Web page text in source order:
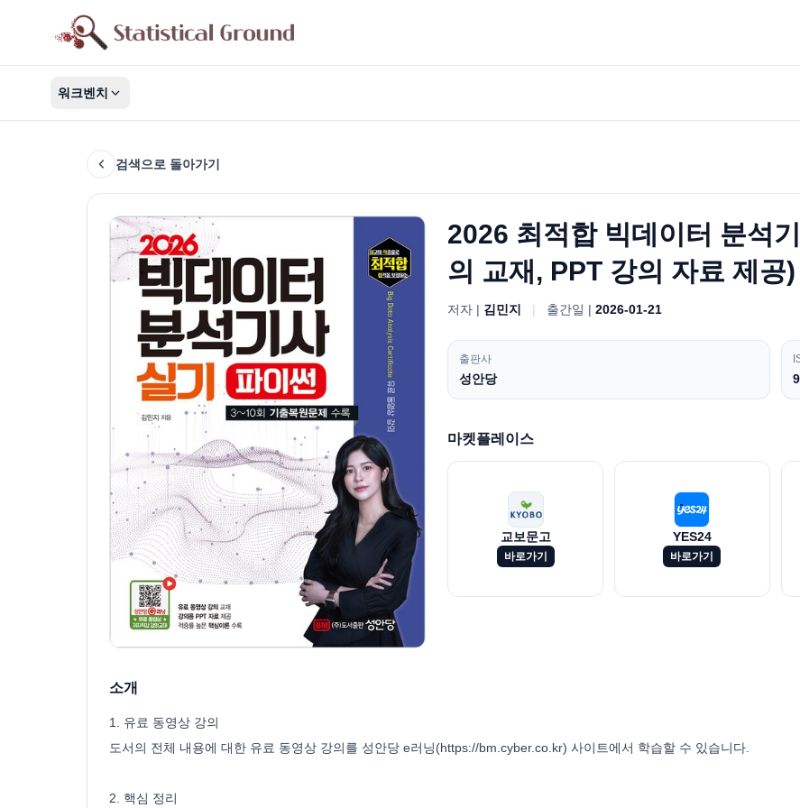
워크벤치
검색으로 돌아가기
2026 최적합 빅데이터 분석
의 교재, PPT 강의 자료 제공)
저자 | 김민지 | 출간일 |2026-01-21
출판사
성안당
마켓플레이스
교보문고
바로가기
YES24
바로가기
소개
1. 유료 동영상 강의
도서의 전체 내용에 대한 유료 동영상 강의를 성안당 e러닝(https://bm.cyber.co.kr) 사이트에서 학습할 수 있습니다.
2. 핵심 정리